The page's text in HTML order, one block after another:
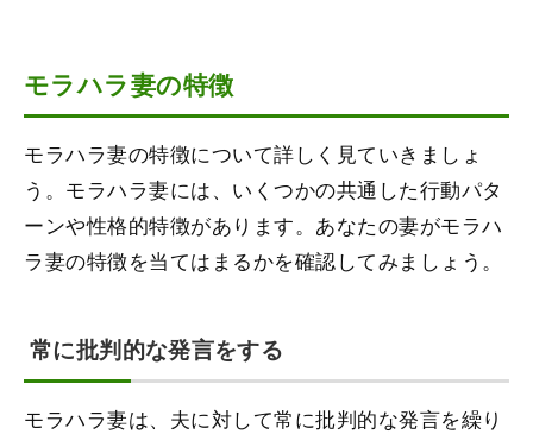
モラハラ妻の特徴
モラハラ妻の特徴について詳しく見ていきましょ
う。モラハラ妻には、いくつかの共通した行動パタ
ーンや性格的特徴があります。あなたの妻がモラハ
ラ妻の特徴を当てはまるかを確認してみましょう。
常に批判的な発言をする
モラハラ妻は、夫に対して常に批判的な発言を繰り